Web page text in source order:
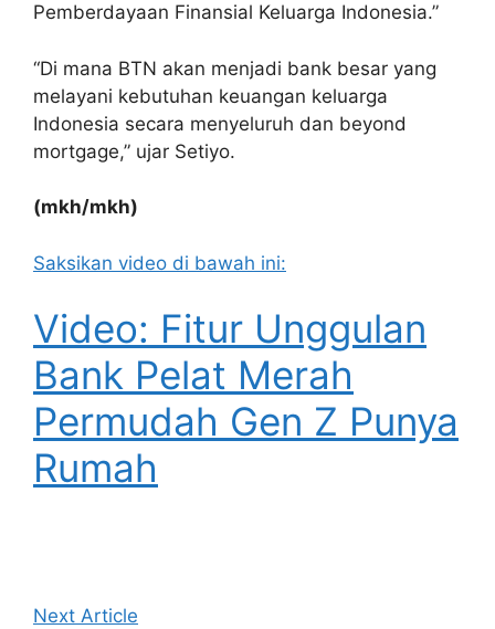
Pemberdayaan Finansial Keluarga Indonesia.”
“Di mana BTN akan menjadi bank besar yang
melayani kebutuhan keuangan keluarga
Indonesia secara menyeluruh dan beyond
mortgage,” ujar Setiyo.
(mkh/mkh)
Saksikan video di bawah ini:
Video: Fitur Unggulan
Bank Pelat Merah
Permudah Gen Z Punya
Rumah
Next Article